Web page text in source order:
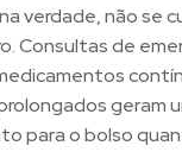
verdade, não se
Consultas de
geram
para o bolso